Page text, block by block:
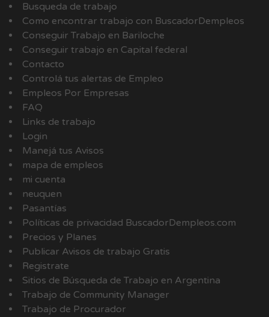
Busqueda de trabajo
Como encontrar trabajo con BuscadorDempleos
Conseguir Trabajo en Bariloche
Conseguir trabajo en Capital federal
Contacto
Controlá tus alertas de Empleo
Empleos Por Empresas
FAQ
Links de trabajo
Login
Manejá tus Avisos
mapa de empleos
mi cuenta
neuquen
Pasantías
Políticas de privacidad BuscadorDempleos.com
Precios y Planes
Publicar Avisos de trabajo Gratis
Registrate
Sitios de Búsqueda de Trabajo en Argentina
Trabajo de Community Manager
Trabajo de Procurador